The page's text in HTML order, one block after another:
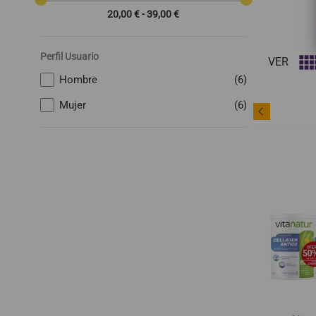
20,00 € - 39,00 €
Perfil Usuario
Hombre
(6)
Mujer
(6)
VER